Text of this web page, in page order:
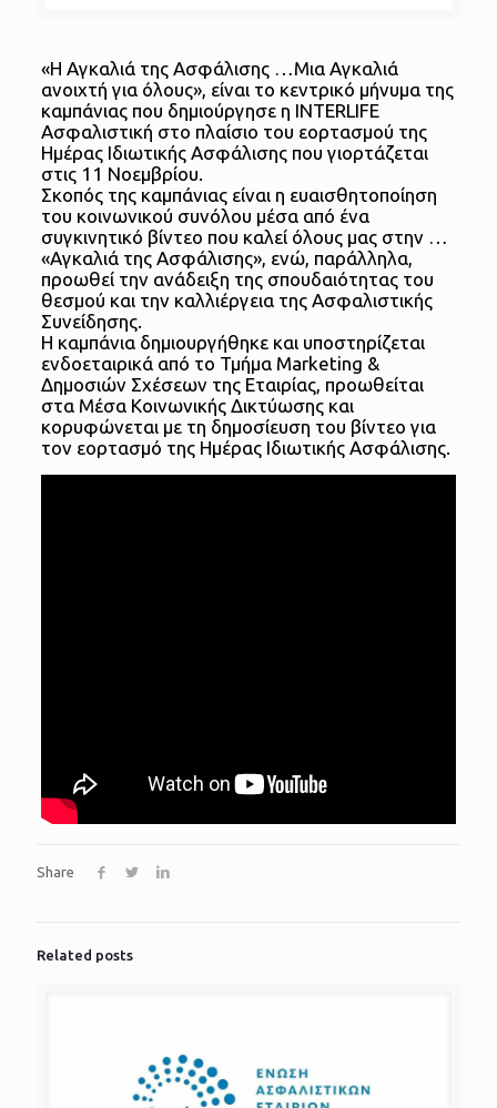
«Η Αγκαλιά της Ασφάλισης …Μια Αγκαλιά
ανοιχτή για όλους», είναι το κεντρικό μήνυμα της
καμπάνιας που δημιούργησε η INTERLIFE
Ασφαλιστική στο πλαίσιο του εορτασμού της
Ημέρας Ιδιωτικής Ασφάλισης που γιορτάζεται
στις 11 Νοεμβρίου.
Σκοπός της καμπάνιας είναι η ευαισθητοποίηση
του κοινωνικού συνόλου μέσα από ένα
συγκινητικό βίντεο που καλεί όλους μας στην …
«Αγκαλιά της Ασφάλισης», ενώ, παράλληλα,
προωθεί την ανάδειξη της σπουδαιότητας του
θεσμού και την καλλιέργεια της Ασφαλιστικής
Συνείδησης.
Η καμπάνια δημιουργήθηκε και υποστηρίζεται
ενδοεταιρικά από το Τμήμα Marketing &
Δημοσιών Σχέσεων της Εταιρίας, προωθείται
στα Μέσα Κοινωνικής Δικτύωσης και
κορυφώνεται με τη δημοσίευση του βίντεο για
τον εορτασμό της Ημέρας Ιδιωτικής Ασφάλισης.
Share
Related posts